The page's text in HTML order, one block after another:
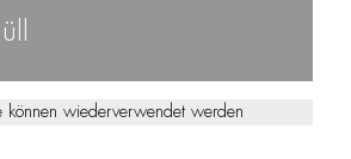
können wiederverwendet werden